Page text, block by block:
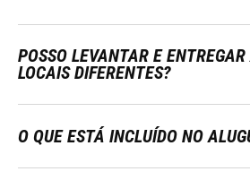
POSSO LEVANTAR E
LOCAIS DIFERENTES?
O QUE ESTÁ INCLUÍDO NO